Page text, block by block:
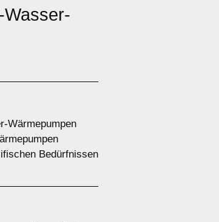
Wärmepumpen
Bedürfnissen